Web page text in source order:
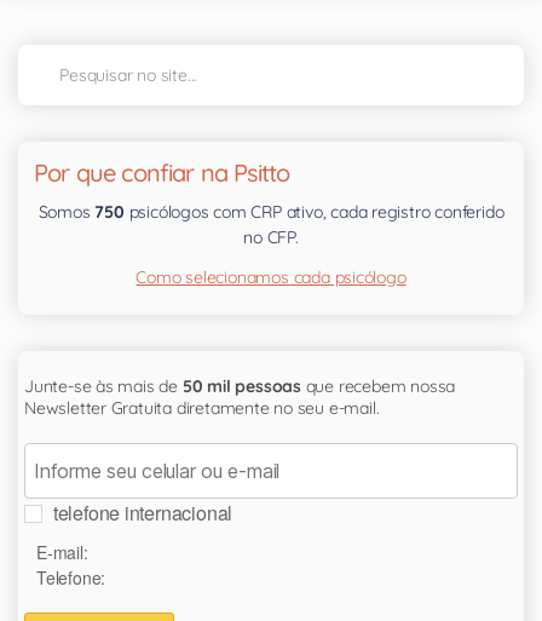
Por que confiar na Psitto
Somos 750 psicólogos com CRP ativo, cada registro conferido
no CFP.
Como selecionamos cada psicólogo
Junte-se às mais de 50 mil pessoasque recebem nossa
Newsletter Gratuita diretamente no seu e-mail.
telefone internacional
E-mail:
Telefone: